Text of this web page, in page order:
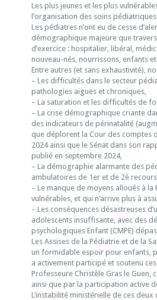
Les plus jeunes et les plus
l’organisation des soins
Les pédiatres n’ont eu de cesse
démographique majeure que
d’exercice : hospitalier, libéral,
nouveau-nés, nourrissons, enfants
Entre autres (et sans exhaustivité),
– Les difficultés dans le secteur
pathologies aiguës et chroniques,
– La saturation et les difficultés de
– La crise démographique criante
des indicateurs de périnatalité
que déplorent la Cour des comptes
2024 ainsi que le Sénat dans son
publié en septembre 2024,
– La démographie alarmante des
ambulatoires de 1er et de 2è
– Le manque de moyens alloués à
vulnérables, et qui n’arrive plus à
– Les conséquences désastreuses
adolescents insuffisante, avec des
psychologiques Enfant (CMPE)
Les Assises de la Pédiatrie et de la
un formidable espoir pour enfants,
a activement participé et soutenu
Professeure Christèle Gras le Guen,
ainsi que par la participation active
L’instabilité ministérielle de ces